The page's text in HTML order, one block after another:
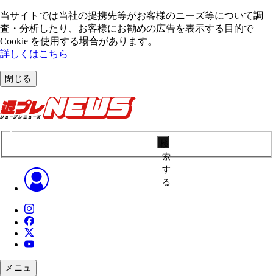
当サイトでは当社の提携先等がお客様のニーズ等について調
査・分析したり、お客様にお勧めの広告を表⽰する⽬的で
Cookie を使⽤する場合があります。
詳しくはこちら
閉じる
索
す
る
メニュ